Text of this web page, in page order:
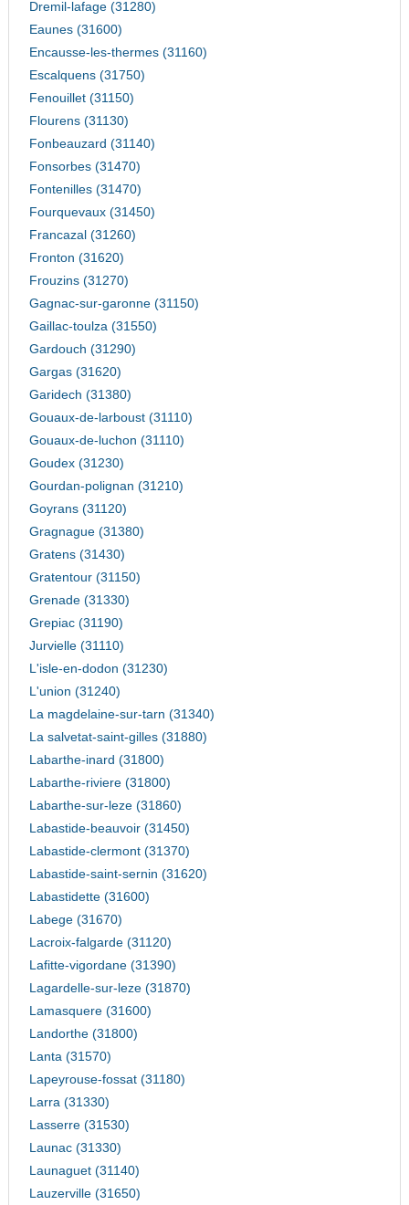
Dremil-lafage (31280)
Eaunes (31600)
Encausse-les-thermes (31160)
Escalquens (31750)
Fenouillet (31150)
Flourens (31130)
Fonbeauzard (31140)
Fonsorbes (31470)
Fontenilles (31470)
Fourquevaux (31450)
Francazal (31260)
Fronton (31620)
Frouzins (31270)
Gagnac-sur-garonne (31150)
Gaillac-toulza (31550)
Gardouch (31290)
Gargas (31620)
Garidech (31380)
Gouaux-de-larboust (31110)
Gouaux-de-luchon (31110)
Goudex (31230)
Gourdan-polignan (31210)
Goyrans (31120)
Gragnague (31380)
Gratens (31430)
Gratentour (31150)
Grenade (31330)
Grepiac (31190)
Jurvielle (31110)
L'isle-en-dodon (31230)
L'union (31240)
La magdelaine-sur-tarn (31340)
La salvetat-saint-gilles (31880)
Labarthe-inard (31800)
Labarthe-riviere (31800)
Labarthe-sur-leze (31860)
Labastide-beauvoir (31450)
Labastide-clermont (31370)
Labastide-saint-sernin (31620)
Labastidette (31600)
Labege (31670)
Lacroix-falgarde (31120)
Lafitte-vigordane (31390)
Lagardelle-sur-leze (31870)
Lamasquere (31600)
Landorthe (31800)
Lanta (31570)
Lapeyrouse-fossat (31180)
Larra (31330)
Lasserre (31530)
Launac (31330)
Launaguet (31140)
Lauzerville (31650)